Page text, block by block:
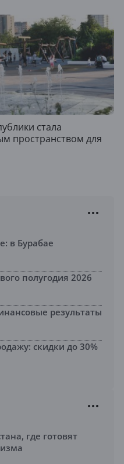
стала
пространством для
в Бурабае
полугодия 2026
результаты
скидки до 30%
где готовят